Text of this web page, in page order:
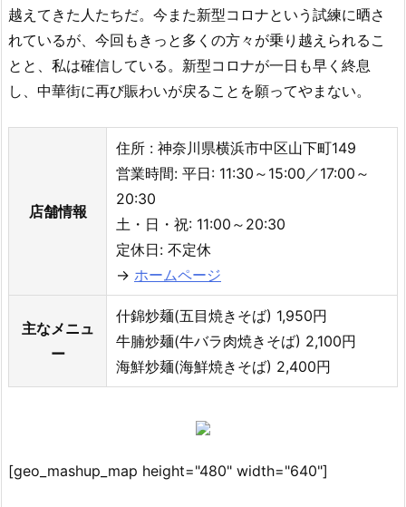
越えてきた人たちだ。今また新型コロナという試練に晒さ
れているが、今回もきっと多くの方々が乗り越えられるこ
とと、私は確信している。新型コロナが一日も早く終息
し、中華街に再び賑わいが戻ることを願ってやまない。
店舗情報
住所 : 神奈川県横浜市中区山下町149
営業時間: 平日: 11:30～15:00／17:00～
20:30
土・日・祝: 11:00～20:30
定休日: 不定休
→ ホームページ
主なメニュ
ー
什錦炒麺(五目焼きそば) 1,950円
牛腩炒麺(牛バラ肉焼きそば) 2,100円
海鮮炒麺(海鮮焼きそば) 2,400円
[geo_mashup_map height="480" width="640"]